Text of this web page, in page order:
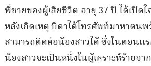
พี่ชายของผู้เสียชีวิต อายุ 37 ปี ได้เปิด
หลังเกิดเหตุ บิดาได้โทรศัพท์มาหาตนพ
สามารถติดต่อน้องสาวได้ ซึ่งในตอนแ
น้องสาวจะเป็นหนึ่งในผู้เคราะห์ร้ายจา